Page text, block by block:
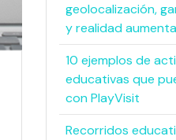
geolocalización,
y realidad
10 ejemplos de
educativas que
con PlayVisit
Recorridos